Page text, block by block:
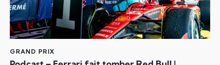
GRAND PRIX